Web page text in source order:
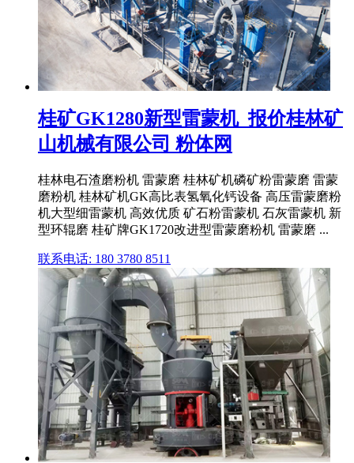
桂矿GK1280新型雷蒙机_报价桂林矿
山机械有限公司 粉体网
桂林电石渣磨粉机 雷蒙磨 桂林矿机磷矿粉雷蒙磨 雷蒙
磨粉机 桂林矿机GK高比表氢氧化钙设备 高压雷蒙磨粉
机大型细雷蒙机 高效优质 矿石粉雷蒙机 石灰雷蒙机 新
型环辊磨 桂矿牌GK1720改进型雷蒙磨粉机 雷蒙磨 ...
联系电话: 180 3780 8511